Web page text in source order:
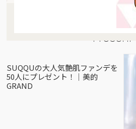
Present
SUQQUの大人気艶肌ファンデを
50人にプレゼント！｜美的
GRAND